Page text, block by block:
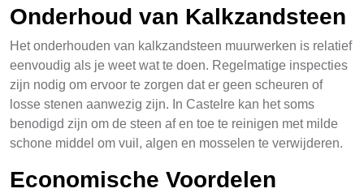
Onderhoud van Kalkzandsteen
Het onderhouden van kalkzandsteen muurwerken is relatief
eenvoudig als je weet wat te doen. Regelmatige inspecties
zijn nodig om ervoor te zorgen dat er geen scheuren of
losse stenen aanwezig zijn. In Castelre kan het soms
benodigd zijn om de steen af en toe te reinigen met milde
schone middel om vuil, algen en mosselen te verwijderen.
Economische Voordelen